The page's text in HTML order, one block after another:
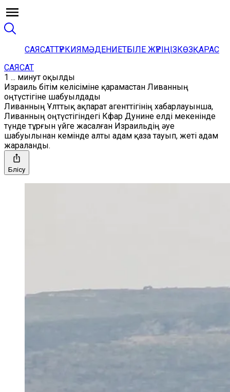
САЯСАТТҮРКИЯМӘДЕНИЕТБІЛЕ ЖҮРІҢІЗКӨЗҚАРАС
САЯСАТ
1 ... минут оқылды
Израиль бітім келісіміне қарамастан Ливанның
оңтүстігіне шабуылдады
Ливанның Ұлттық ақпарат агенттігінің хабарлауынша,
Ливанның оңтүстігіндегі Кфар Дунине елді мекенінде
түнде тұрғын үйге жасалған Израильдің әуе
шабуылынан кемінде алты адам қаза тауып, жеті адам
жараланды.
Бөлісу